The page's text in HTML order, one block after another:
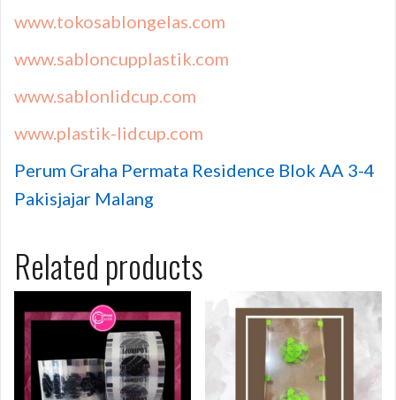
www.tokosablongelas.com
www.sabloncupplastik.com
www.sablonlidcup.com
www.plastik-lidcup.com
Perum Graha Permata Residence Blok AA 3-4
Pakisjajar Malang
Related products